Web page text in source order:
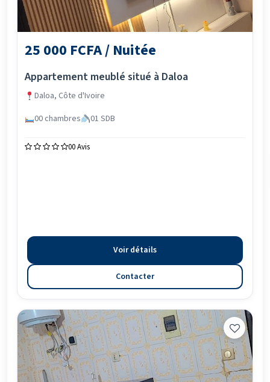
25 000 FCFA / Nuitée
Appartement meublé situé à Daloa
Daloa, Côte d'Ivoire
00 chambres
01 SDB
00 Avis
Voir détails
Contacter